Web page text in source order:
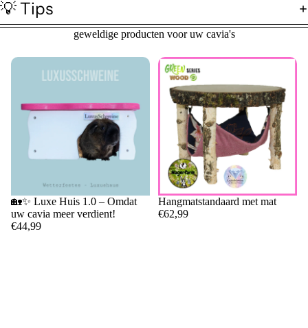
💡 Tips
geweldige producten voor uw cavia's
🏡✨ Luxe Huis 1.0 – Omdat
uw cavia meer verdient!
€44,99
Hangmatstandaard met mat
€62,99